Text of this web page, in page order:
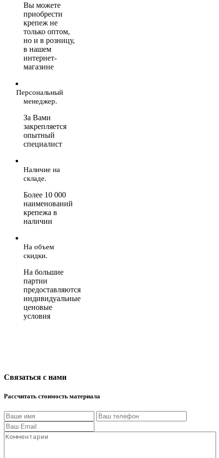
Вы можете
приобрести
крепеж не
только оптом,
но и в розницу,
в нашем
интернет-
магазине
Персональный
менеджер.
За Вами
закрепляется
опытный
специалист
Наличие на
складе.
Более 10 000
наименований
крепежа в
наличии
На объем
скидки.
На большие
партии
предоставляются
индивидуальные
ценовые
условия
Связаться с нами
Рассчитать стоимость материала